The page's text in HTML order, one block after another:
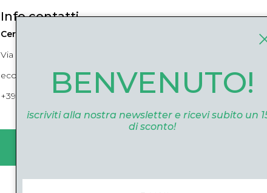
Info contatti
Cerutti Boutique
Via Roma, 52 Cuneo 12100 Cuneo
ecommerce@ceruttigroup.com
+39 0171694239BENVENUTO!
iscriviti alla nostra newsletter e ricevi subito un
di sconto!